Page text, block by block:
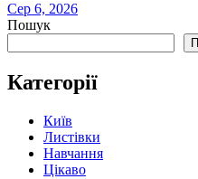
Сер 6, 2026
Пошук
Категорії
Київ
Листівки
Навчання
Цікаво